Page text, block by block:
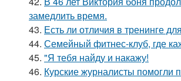
замедлить время.
43. Есть ли отличия в тренинге
44. Семейный фитнес-клуб, где
45. "Я тебя найду и накажу!
46. Курские журналисты помогли